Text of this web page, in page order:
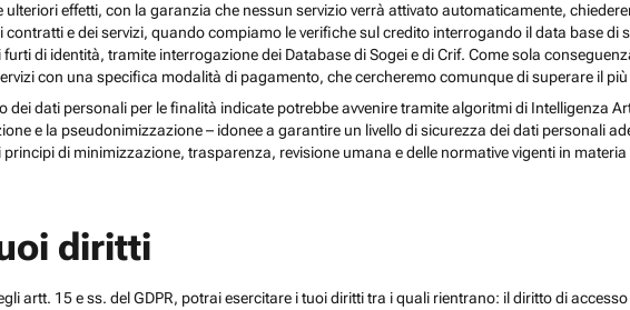
effetti, con la garanzia che nessun servizio verrà attivato automaticamente,
contratti e dei servizi, quando compiamo le verifiche sul credito interrogando il data base
di identità, tramite interrogazione dei Database di Sogei e di Crif. Come sola
con una specifica modalità di pagamento, che cercheremo comunque di superare il
dei dati personali per le finalità indicate potrebbe avvenire tramite algoritmi di Intelligenza
e la pseudonimizzazione – idonee a garantire un livello di sicurezza dei dati personali
di minimizzazione, trasparenza, revisione umana e delle normative vigenti in
diritti
artt. 15 e ss. del GDPR, potrai esercitare i tuoi diritti tra i quali rientrano: il diritto di